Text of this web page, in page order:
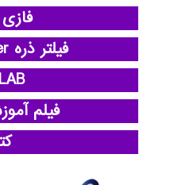
فیلتر ذره particle filter
فیلم